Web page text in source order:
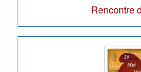
Rencontre